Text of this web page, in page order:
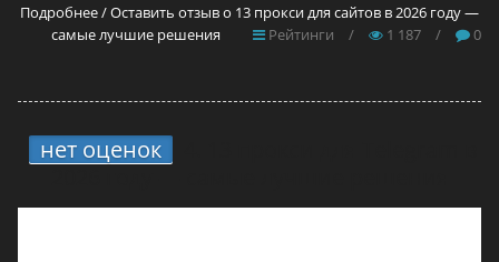
Подробнее / Оставить отзыв о 13 прокси для сайтов в 2026 году —
самые лучшие решения
Рейтинги / 1 187 / 0
нет оценок